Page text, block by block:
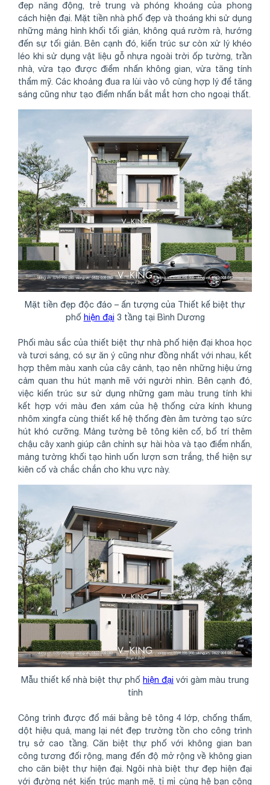
đẹp năng động, trẻ trung và phóng khoáng của phong
cách hiện đại. Mặt tiền nhà phố đẹp và thoáng khi sử dụng
những mảng hình khối tối giản, không quá rườm rà, hướng
đến sự tối giản. Bên cạnh đó, kiến trúc sư còn xử lý khéo
léo khi sử dụng vật liệu gỗ nhựa ngoài trời ốp tường, trần
nhà, vừa tạo được điểm nhấn không gian, vừa tăng tính
thẩm mỹ. Các khoảng đua ra lùi vào vô cùng hợp lý để tăng
sáng cũng như tạo điểm nhấn bắt mắt hơn cho ngoại thất.
Mặt tiền đẹp độc đáo – ấn tượng của Thiết kế biệt thự
phố hiện đại 3 tầng tại Bình Dương
Phối màu sắc của thiết biệt thự nhà phố hiện đại khoa học
và tươi sáng, có sự ăn ý cũng như đồng nhất với nhau, kết
hợp thêm màu xanh của cây cảnh, tạo nên những hiệu ứng
cảm quan thu hút mạnh mẽ với người nhìn. Bên cạnh đó,
việc kiến trúc sư sử dụng những gam màu trung tính khi
kết hợp với màu đen xám của hệ thống cửa kính khung
nhôm xingfa cùng thiết kế hệ thống đèn âm tường tạo sức
hút khó cưỡng. Mảng tường bê tông kiên cố, bố trí thêm
chậu cây xanh giúp cân chỉnh sự hài hòa và tạo điểm nhấn,
mảng tường khối tạo hình uốn lượn sơn trắng, thể hiện sự
kiên cố và chắc chắn cho khu vực này.
Mẫu thiết kế nhà biệt thự phố hiện đại với gàm màu trung
tính
Công trình được đổ mái bằng bê tông 4 lớp, chống thấm,
dột hiệu quả, mang lại nét đẹp trường tồn cho công trình
trụ sở cao tầng. Căn biệt thự phố với không gian ban
công tương đối rộng, mang đến độ mở rộng về không gian
cho căn biệt thự hiện đại. Ngôi nhà biệt thự đẹp hiện đại
với đường nét kiến trúc mạnh mẽ, tỉ mỉ cùng hệ ban công